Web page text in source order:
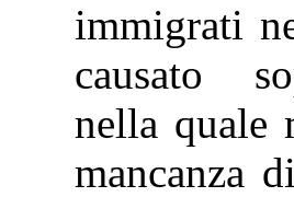
immigrati
causato
nella quale
mancanza